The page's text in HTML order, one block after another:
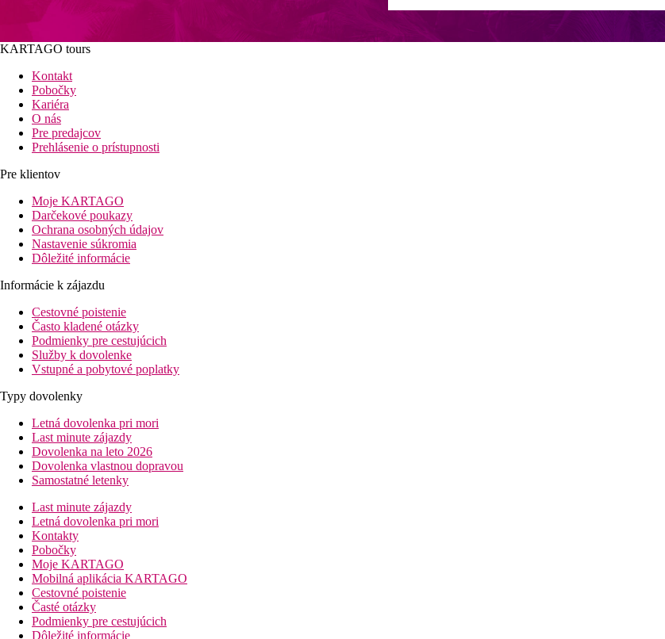
KARTAGO tours
Kontakt
Pobočky
Kariéra
O nás
Pre predajcov
Prehlásenie o prístupnosti
Pre klientov
Moje KARTAGO
Darčekové poukazy
Ochrana osobných údajov
Nastavenie súkromia
Dôležité informácie
Informácie k zájazdu
Cestovné poistenie
Často kladené otázky
Podmienky pre cestujúcich
Služby k dovolenke
Vstupné a pobytové poplatky
Typy dovolenky
Letná dovolenka pri mori
Last minute zájazdy
Dovolenka na leto 2026
Dovolenka vlastnou dopravou
Samostatné letenky
Last minute zájazdy
Letná dovolenka pri mori
Kontakty
Pobočky
Moje KARTAGO
Mobilná aplikácia KARTAGO
Cestovné poistenie
Časté otázky
Podmienky pre cestujúcich
Dôležité informácie